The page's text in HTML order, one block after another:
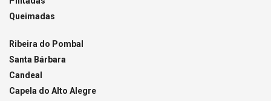
Queimadas
Ribeira do Pombal
Santa Bárbara
Candeal
Capela do Alto Alegre